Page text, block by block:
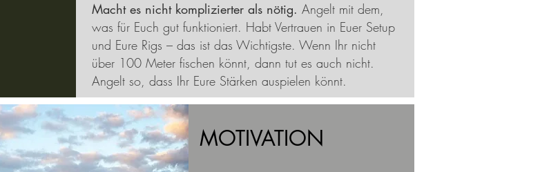
Macht es nicht komplizierter als nötig. Angelt mit dem,
was für Euch gut funktioniert. Habt Vertrauen in Euer Setup
und Eure Rigs – das ist das Wichtigste. Wenn Ihr nicht
über 100 Meter fischen könnt, dann tut es auch nicht.
Angelt so, dass Ihr Eure Stärken auspielen könnt.
MOTIVATION